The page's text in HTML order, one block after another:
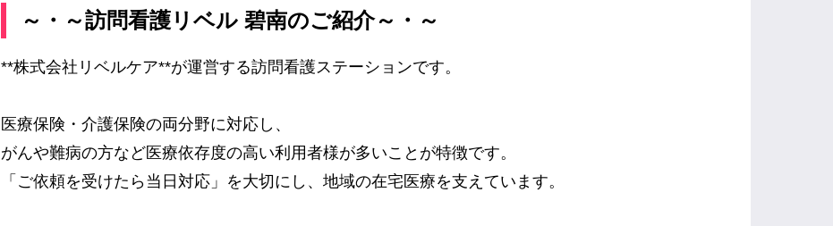
～・～訪問看護リベル 碧南のご紹介～・～
**株式会社リベルケア**が運営する訪問看護ステーションです。
医療保険・介護保険の両分野に対応し、
がんや難病の方など医療依存度の高い利用者様が多いことが特徴です。
「ご依頼を受けたら当日対応」を大切にし、地域の在宅医療を支えています。